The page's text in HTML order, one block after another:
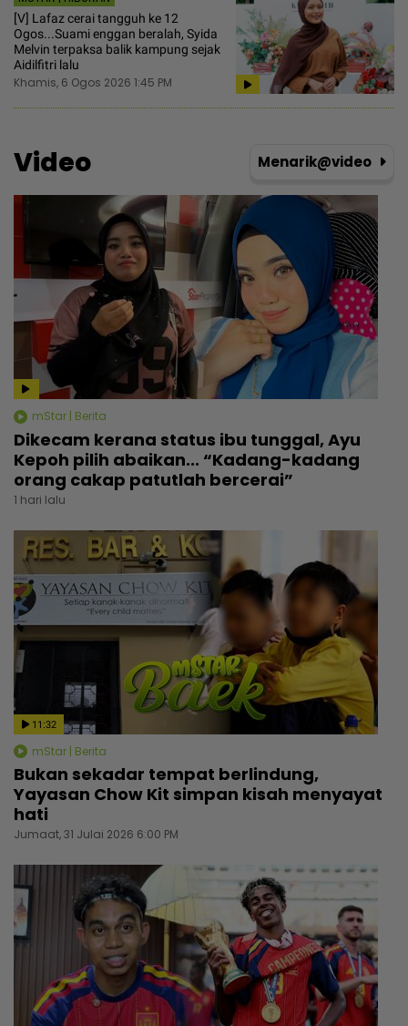
[V] Lafaz cerai tangguh ke 12
Ogos...Suami enggan beralah, Syida
Melvin terpaksa balik kampung sejak
Aidilfitri lalu
Khamis, 6 Ogos 2026 1:45 PM
Video Menarik@video
mStar | Berita
Dikecam kerana status ibu tunggal, Ayu
Kepoh pilih abaikan... “Kadang-kadang
orang cakap patutlah bercerai”
1 hari lalu
11:32
mStar | Berita
Bukan sekadar tempat berlindung,
Yayasan Chow Kit simpan kisah menyayat
hati
Jumaat, 31 Julai 2026 6:00 PM